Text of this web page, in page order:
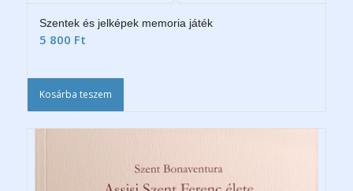
Szentek és jelképek memoria játék
5 800 Ft
Kosárba teszem